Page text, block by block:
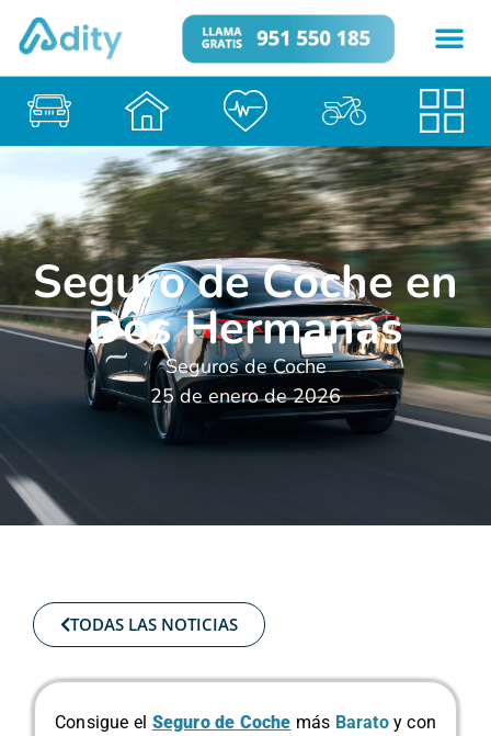
Seguro de Coche en
Dos Hermanas
Seguros de Coche
25 de enero de 2026
TODAS LAS NOTICIAS
Consigue el Seguro de Coche más Baratoy con